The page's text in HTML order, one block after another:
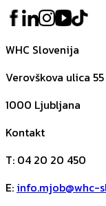
WHC Slovenija
Verovškova ulica 55
1000 Ljubljana
Kontakt
T: 04 20 20 450
E: info.mjob@whc-